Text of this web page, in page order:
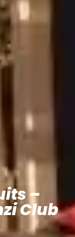
–
Club